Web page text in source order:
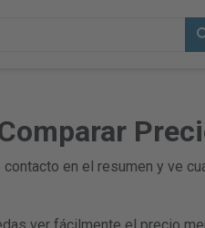
en el resumen y ve